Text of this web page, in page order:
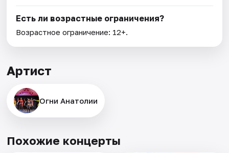
Есть ли возрастные ограничения?
Возрастное ограничение: 12+.
Артист
Огни Анатолии
Похожие концерты